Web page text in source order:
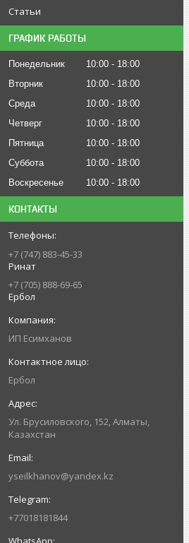
Статьи
ГРАФИК РАБОТЫ
Понедельник 10:00
18:00
Вторник
10:00
18:00
Среда
10:00
18:00
Четверг
10:00
18:00
Пятница
10:00
18:00
Суббота
10:00
18:00
Воскресенье
10:00 18:00
КОНТАКТЫ
+7 (747) 883-45-33
Ринат
+7 (705) 888-69-65
Ербол
ИП Есимxанов
Ербол
Ул. Брусиловского, 152, Алматы,
Казахстан
yseilkhanov@yandex.kz
+77018181844